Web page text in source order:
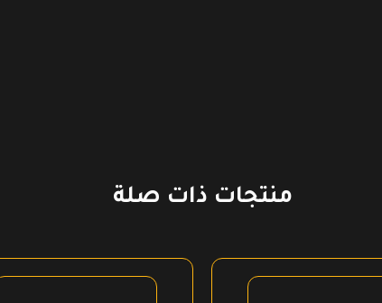
منتجات ذات صلة